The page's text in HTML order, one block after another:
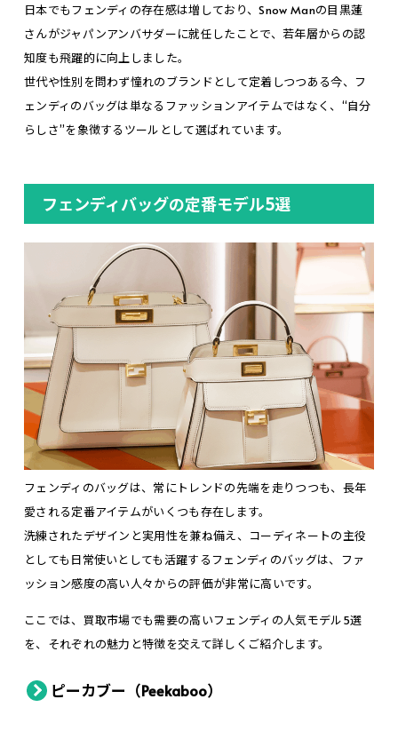
日本でもフェンディの存在感は増しており、Snow Manの目黒蓮
さんがジャパンアンバサダーに就任したことで、若年層からの認
知度も飛躍的に向上しました。
世代や性別を問わず憧れのブランドとして定着しつつある今、フ
ェンディのバッグは単なるファッションアイテムではなく、“自分
らしさ”を象徴するツールとして選ばれています。
フェンディバッグの定番モデル5選
フェンディのバッグは、常にトレンドの先端を走りつつも、長年
愛される定番アイテムがいくつも存在します。
洗練されたデザインと実用性を兼ね備え、コーディネートの主役
としても日常使いとしても活躍するフェンディのバッグは、ファ
ッション感度の高い人々からの評価が非常に高いです。
ここでは、買取市場でも需要の高いフェンディの人気モデル5選
を、それぞれの魅力と特徴を交えて詳しくご紹介します。
ピーカブー（Peekaboo）